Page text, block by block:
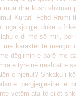
dhe kush shkruan
Kuran" Fehd Rrumi
nga kjo gjë, duke u
e di më së miri, por
me karakter të mençur
dëgjimin e parë me
e tyre në rreshtat e
e njeriut? Shkaku i
përgjegjësinë e
vetëm ata të cilët